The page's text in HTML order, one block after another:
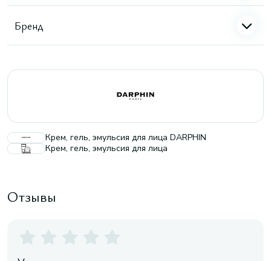
Бренд
Крем, гель, эмульсия для лица DARPHIN
Крем, гель, эмульсия для лица
Отзывы